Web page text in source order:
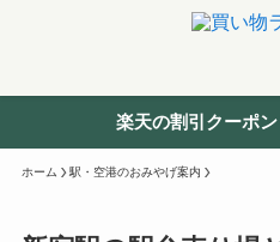
楽天の割引クーポン
ホーム 駅・空港のおみやげ案内